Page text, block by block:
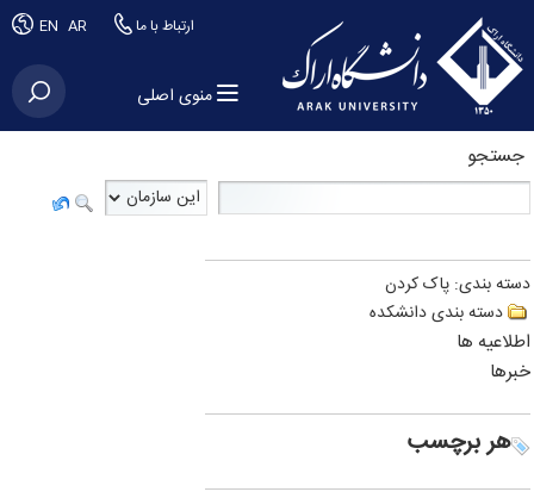
EN AR ارتباط با ما
منوی اصلی
جستجو
دسته بندی: پاک کردن
دسته بندی دانشکده
اطلاعیه ها
خبرها
هر برچسب